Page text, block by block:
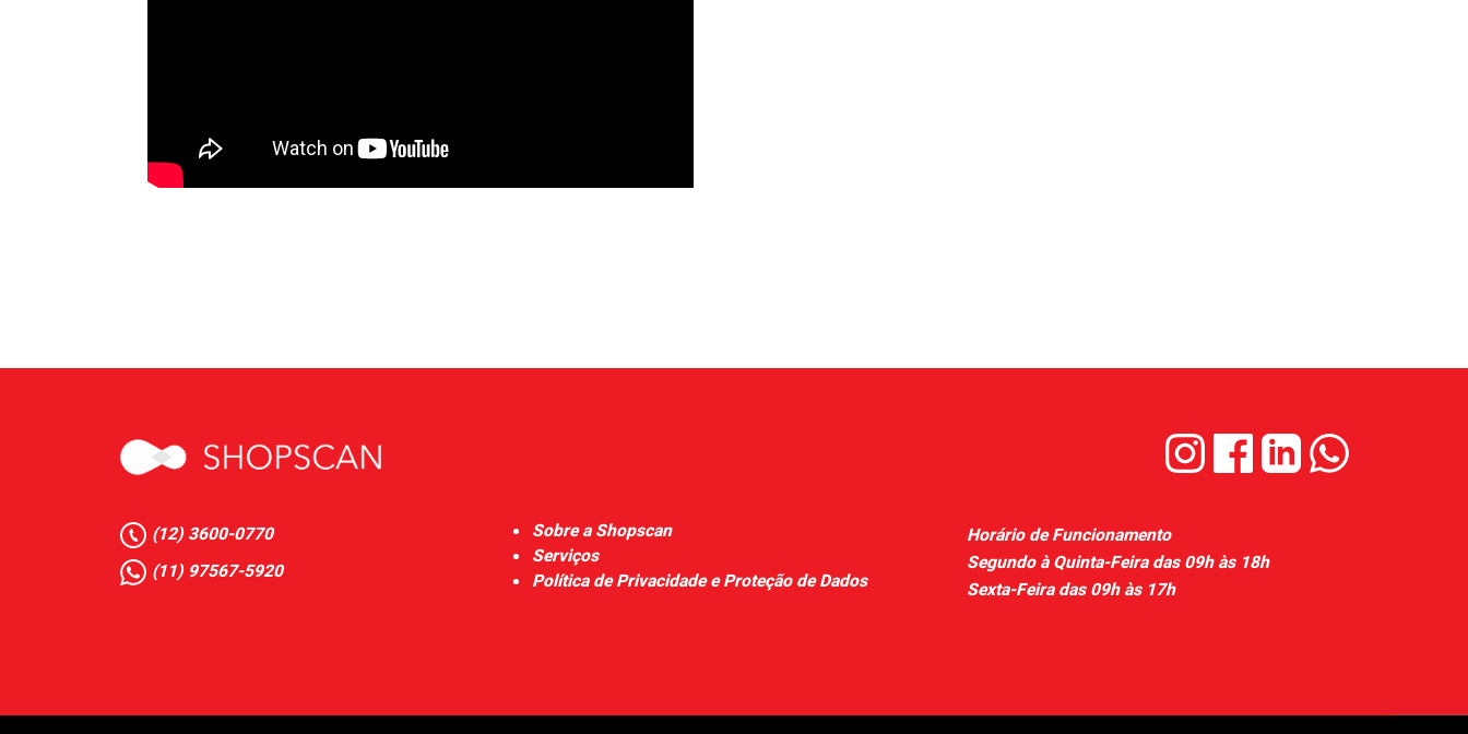
(12) 3600-0770
(11) 97567-5920
Sobre a Shopscan
Serviços
Política de Privacidade e Proteção de Dados
Horário de Funcionamento
Segundo à Quinta-Feira das 09h às 18h
Sexta-Feira das 09h às 17h